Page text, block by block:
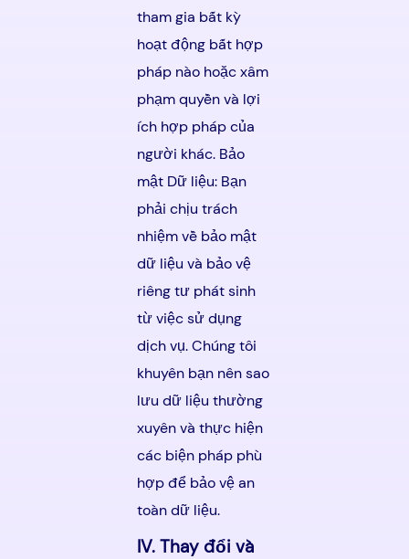
tham gia bất kỳ
hoạt động bất hợp
pháp nào hoặc xâm
phạm quyền và lợi
ích hợp pháp của
người khác. Bảo
mật Dữ liệu: Bạn
phải chịu trách
nhiệm về bảo mật
dữ liệu và bảo vệ
riêng tư phát sinh
từ việc sử dụng
dịch vụ. Chúng tôi
khuyên bạn nên sao
lưu dữ liệu thường
xuyên và thực hiện
các biện pháp phù
hợp để bảo vệ an
toàn dữ liệu.
IV. Thay đổi và